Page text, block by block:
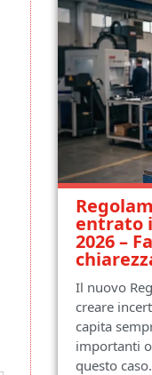
entrato
2026 –
Il nuovo
creare
capita
importanti
questo